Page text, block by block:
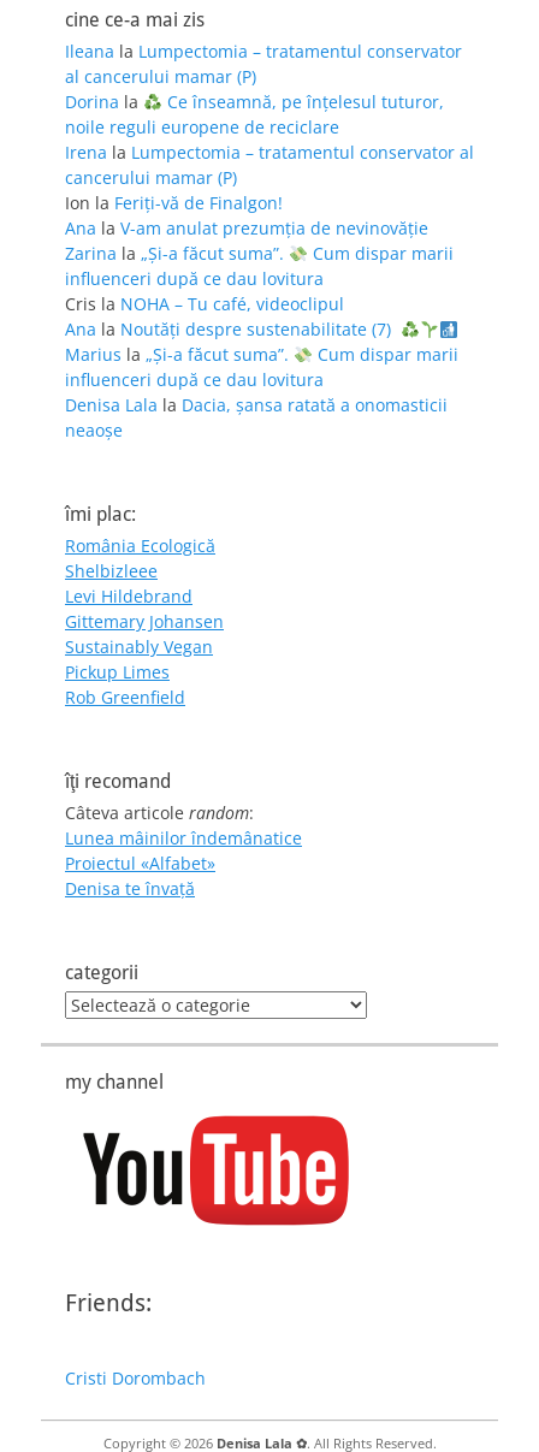
cine ce-a mai zis
Ileana la Lumpectomia – tratamentul conservator
al cancerului mamar (P)
Dorina la
Ce înseamnă, pe înțelesul tuturor,
noile reguli europene de reciclare
Irena la Lumpectomia – tratamentul conservator al
cancerului mamar (P)
Ion la Feriţi-vă de Finalgon!
Ana la V-am anulat prezumția de nevinovăție
Zarina la „Și-a făcut suma”.
Cum dispar marii
influenceri după ce dau lovitura
Cris la NOHA – Tu café, videoclipul
Ana la Noutăți despre sustenabilitate (7)
Marius la „Și-a făcut suma”.
Cum dispar marii
influenceri după ce dau lovitura
Denisa Lala la Dacia, șansa ratată a onomasticii
neaoșe
îmi plac:
România Ecologică
Shelbizleee
Levi Hildebrand
Gittemary Johansen
Sustainably Vegan
Pickup Limes
Rob Greenfield
îţi recomand
Câteva articole random:
Lunea mâinilor îndemânatice
Proiectul «Alfabet»
Denisa te învaţă
categorii
categorii
my channel
Friends:
Cristi Dorombach
Copyright © 2026 Denisa Lala ✿. All Rights Reserved.